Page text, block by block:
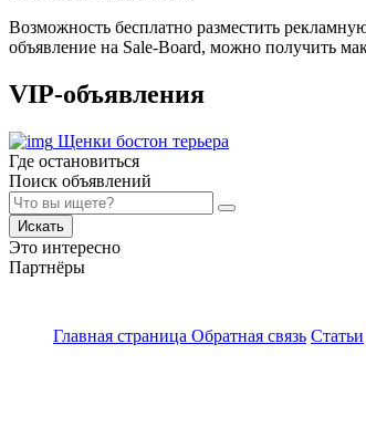
Возможность бесплатно разместить
объявление на Sale-Board, можно получить
VIP-объявления
Щенки бостон терьера
Где остановиться
Поиск объявлений
Искать
Это интересно
Партнёры
Главная страница Обратная связь Статьи